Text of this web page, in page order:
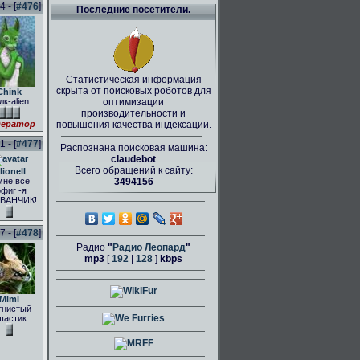
- [#476]
alien
- [#477]
всё
-я
- [#478]
Последние посетители.
Статистическая информация
скрыта от поисковых роботов для
оптимизации
производительности и
повышения качества индексации.
Распознана поисковая машина:
claudebot
Всего обращений к сайту:
3494156
Радио " Радио Леопард"
mp3 [192 128 ] kbps